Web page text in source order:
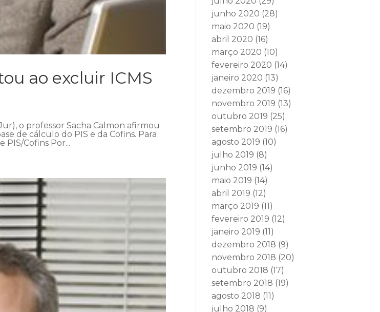
ao excluir ICMS
o professor Sacha Calmon afirmou
de cálculo do PIS e da Cofins. Para
Cofins Por...
junho 2020 (28)
maio 2020 (19)
abril 2020 (16)
março 2020 (10)
fevereiro 2020 (14)
janeiro 2020 (13)
dezembro 2019 (16)
novembro 2019 (13)
outubro 2019 (25)
setembro 2019 (16)
agosto 2019 (10)
julho 2019 (8)
junho 2019 (14)
maio 2019 (14)
abril 2019 (12)
março 2019 (11)
fevereiro 2019 (12)
janeiro 2019 (11)
dezembro 2018 (9)
novembro 2018 (20)
outubro 2018 (17)
setembro 2018 (19)
agosto 2018 (11)
julho 2018 (9)